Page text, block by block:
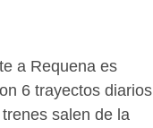
a Requena es
6 trayectos diarios
salen de la